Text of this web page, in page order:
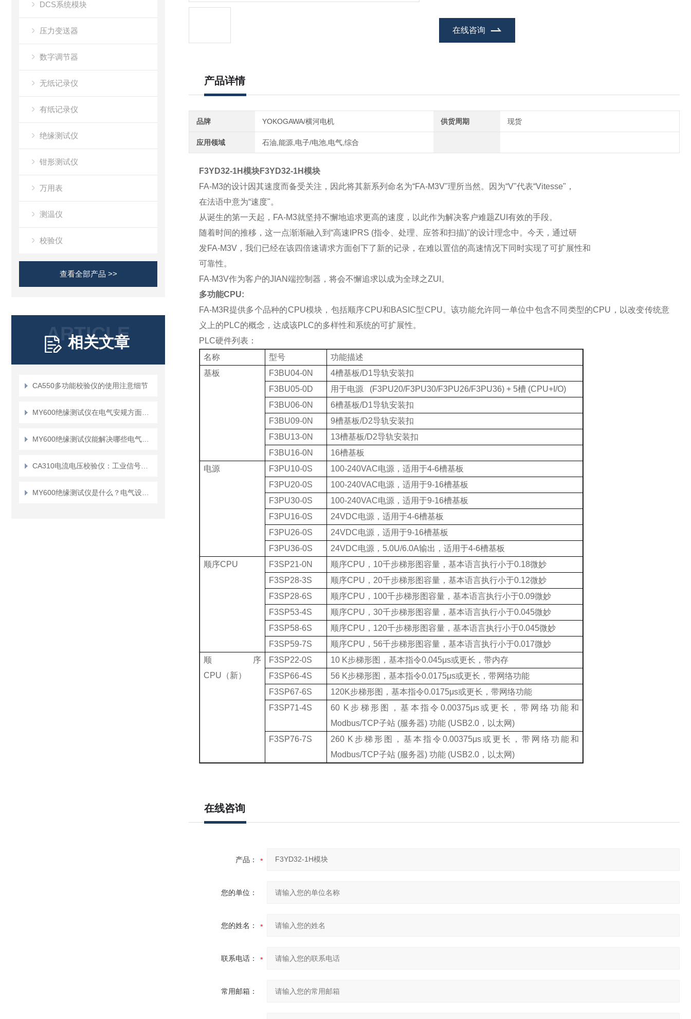
DCS系统模块
压力变送器
数字调节器
无纸记录仪
有纸记录仪
绝缘测试仪
钳形测试仪
万用表
测温仪
校验仪
查看全部产品 >>
ARTICLE
相关文章
CA550多功能校验仪的使用注意细节
在线咨询
产品详情
品牌 YOKOGAWA/横河电机 供货周期 现货
应用领域 石油,能源,电子/电池,电气,综合
F3YD32-1H模块F3YD32-1H模块
FA-M3的设计因其速度而备受关注，因此将其新系列命名为“FA-M3V"理所当然。因为“V"代表“Vitesse"，
在法语中意为“速度"。
从诞生的第一天起，FA-M3就坚持不懈地追求更高的速度，以此作为解决客户难题ZUI有效的手段。
随着时间的推移，这一点渐渐融入到“高速IPRS (指令、处理、应答和扫描)"的设计理念中。今天，通过研
发FA-M3V，我们已经在该四倍速请求方面创下了新的记录，在难以置信的高速情况下同时实现了可扩展性和
可靠性。
FA-M3V作为客户的JIAN端控制器，将会不懈追求以成为全球之ZUI。
多功能CPU:
FA-M3R提供多个品种的CPU模块，包括顺序CPU和BASIC型CPU。该功能允许同一单位中包含不同类型的CPU ，以改变传统意
义上的PLC的概念，达成该PLC的多样性和系统的可扩展性。
PLC硬件列表：
名称
型号
功能描述
基板
F3BU04-0N 4槽基板/D1导轨安装扣
F3BU05-0D
用于电源(F3PU20/F3PU30/F3PU26/F3PU36) + 5槽(CPU+I/O)
F3BU06-0N
6槽基板/D1导轨安装扣
F3BU09-0N
9槽基板/D2导轨安装扣
F3BU13-0N
13槽基板/D2导轨安装扣
F3BU16-0N
16槽基板
电源
F3PU10-0S 100-240VAC电源，适用于4-6槽基板
F3PU20-0S
100-240VAC电源，适用于9-16槽基板
F3PU30-0S
100-240VAC电源，适用于9-16槽基板
F3PU16-0S
24VDC电源，适用于4-6槽基板
F3PU26-0S
24VDC电源，适用于9-16槽基板
F3PU36-0S
24VDC电源， 5.0U/6.0A输出，适用于4-6槽基板
顺序CPU F3SP21-0N 顺序CPU ， 10千步梯形图容量，基本语言执行小于0.18微妙
F3SP28-3S
顺序CPU ， 20千步梯形图容量，基本语言执行小于0.12微妙
F3SP28-6S
顺序CPU ， 100千步梯形图容量，基本语言执行小于0.09微妙
F3SP53-4S
顺序CPU ， 30千步梯形图容量，基本语言执行小于0.045微妙
F3SP58-6S
顺序CPU ， 120千步梯形图容量，基本语言执行小于0.045微妙
F3SP59-7S
顺序CPU ， 56千步梯形图容量，基本语言执行小于0.017微妙
顺序
CPU （新）
F3SP22-0S 10 K步梯形图，基本指令0.045μs或更长，带内存
F3SP66-4S
56 K步梯形图，基本指令0.0175μs或更长，带网络功能
F3SP67-6S
120K步梯形图，基本指令0.0175μs或更长，带网络功能
F3SP71-4S
60 K 步梯形图，基本指令 0.00375μs或更长，带网络功能和
Modbus/TCP子站(服务器) 功能(USB2.0，以太网)
F3SP76-7S
260 K 步梯形图，基本指令 0.00375μs或更长，带网络功能和
Modbus/TCP子站(服务器) 功能(USB2.0，以太网)
在线咨询
产品：
您的单位：
您的姓名：
联系电话：
常用邮箱：